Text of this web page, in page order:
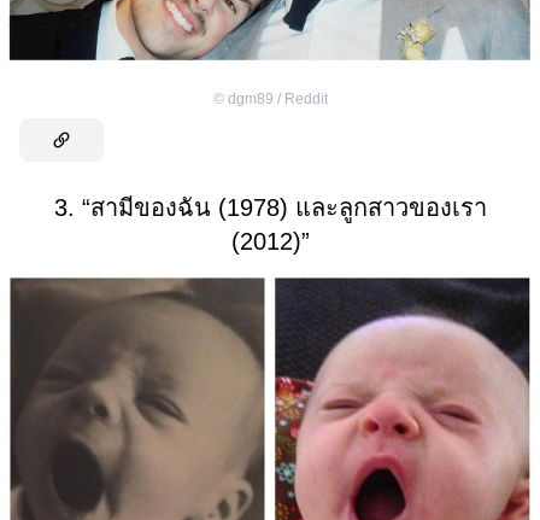
© dgm89 / Reddit
3. “สามีของฉัน (1978) และลูกสาวของเรา
(2012)”